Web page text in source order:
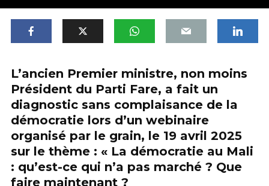
L’ancien Premier ministre, non moins
Président du Parti Fare, a fait un
diagnostic sans complaisance de la
démocratie lors d’un webinaire
organisé par le grain, le 19 avril 2025
sur le thème : « La démocratie au Mali
: qu’est-ce qui n’a pas marché ? Que
faire maintenant ?